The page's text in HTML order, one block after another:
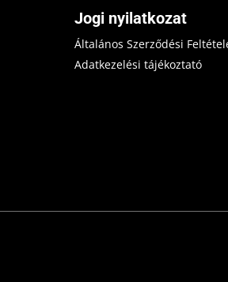
Jogi nyilatkozat
Általános Szerződési
Adatkezelési tájékoztató